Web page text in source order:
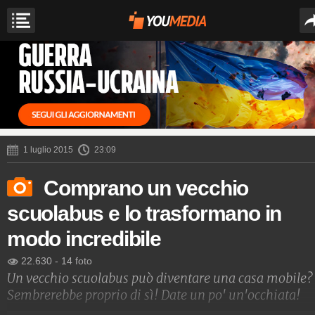
1 luglio 2015 23:09
Comprano un vecchio
scuolabus e lo trasformano in
modo incredibile
22.630 - 14 foto
Un vecchio scuolabus può diventare una casa mobile?
Sembrerebbe proprio di sì! Date un po' un'occhiata!